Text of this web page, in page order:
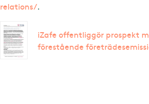
relations/.
iZafe offentliggör prospekt
förestående